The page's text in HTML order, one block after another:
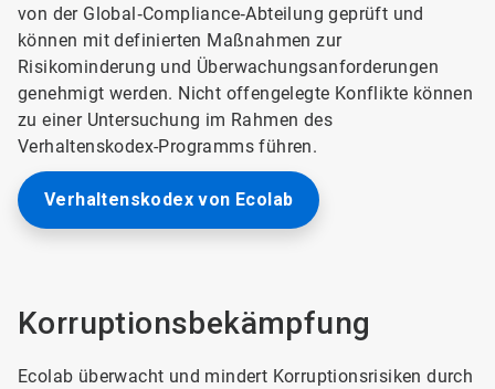
von der Global‑Compliance‑Abteilung geprüft und
können mit definierten Maßnahmen zur
Risikominderung und Überwachungsanforderungen
genehmigt werden. Nicht offengelegte Konflikte können
zu einer Untersuchung im Rahmen des
Verhaltenskodex-Programms führen.
Verhaltenskodex von Ecolab
Korruptionsbekämpfung
Ecolab überwacht und mindert Korruptionsrisiken durch